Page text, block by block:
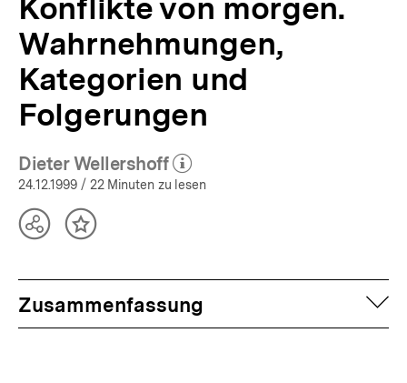
Konflikte von morgen.
Wahrnehmungen,
Kategorien und
Folgerungen
Dieter Wellershoff
(Mehr zum Autor)
öffnen
24.12.1999 / 22 Minuten zu lesen
TeilenInhalt
Zusammenfassung